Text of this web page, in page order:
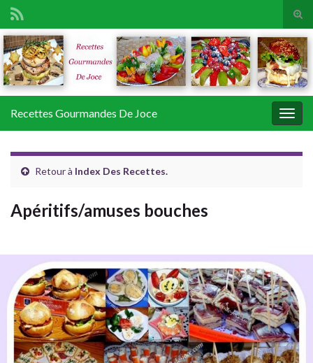
Search for:
Recettes Gourmandes De Joce
Retour à Index Des Recettes.
Apéritifs/amuses bouches